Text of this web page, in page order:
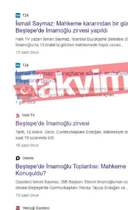
Çerezlere ilişkin tercihlerinizi
vasıtasıyla belirleyebilirsiniz.
için Ayarlar butonuna tıklayabilir,
Metnimizi
ziyaret edebilirsiniz.
6698 sayılı Kişisel Verilerin
hazırlanmış Aydınlatma
almak için lütfentıklayınız